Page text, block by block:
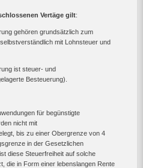
Vertäge gilt:
gehören grundsätzlich zum
mit Lohnsteuer und
ist steuer- und
Besteuerung).
für begünstigte
nicht mit
bis zu einer Obergrenze von 4
in der Gesetzlichen
diese Steuerfreiheit auf solche
die in Form einer lebenslangen Rente